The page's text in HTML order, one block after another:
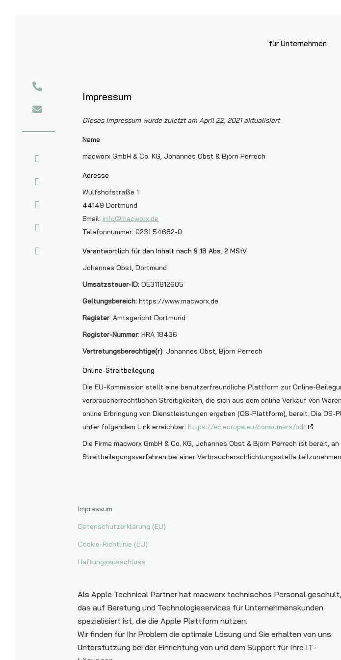
für Unternehmen
Impressum
Dieses Impressum wurde zuletzt am April 22, 2021 aktualisiert
Name
macworx GmbH & Co. KG, Johannes Obst & Björn Perrech
Adresse
Wulfshofstraße 1
44149 Dortmund
Email: info@macworx.de
Telefonnummer: 0231 54682-0
Verantwortlich für den Inhalt nach § 18 Abs. 2 MStV
Johannes Obst, Dortmund
Umsatzsteuer-ID: DE311812605
Geltungsbereich: https://www.macworx.de
Register: Amtsgericht Dortmund
Register-Nummer: HRA 18436
Vertretungsberechtige(r): Johannes Obst, Björn Perrech
Online-Streitbeilegung
Die EU-Kommission stellt eine benutzerfreundliche Plattform zur Online-
verbraucherrechtlichen Streitigkeiten, die sich aus dem online Verkauf von
online Erbringung von Dienstleistungen ergeben (OS-Plattform), bereit. Die OS-
unter folgendem Link erreichbar: https://ec.europa.eu/consumers/odr
Die Firma macworx GmbH & Co. KG, Johannes Obst & Björn Perrech ist bereit, an
Streitbeilegungsverfahren bei einer Verbraucherschlichtungsstelle teilzunehmen
Impressum
Datenschutzerklärung (EU)
Cookie-Richtlinie (EU)
Haftungsausschluss
Als Apple Technical Partner hat macworx technisches Personal geschult,
das auf Beratung und Technologieservices für Unternehmenskunden
spezialisiert ist, die die Apple Plattform nutzen.
Wir finden für Ihr Problem die optimale Lösung und Sie erhalten von uns
Unterstützung bei der Einrichtung von und dem Support für Ihre IT-